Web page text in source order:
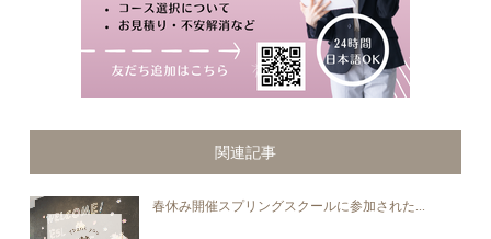
関連記事
春休み開催スプリングスクールに参加された...